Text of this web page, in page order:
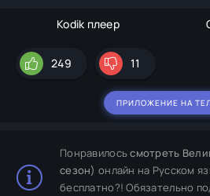
Kodik плеер
249 11
ПРИЛОЖЕНИЕ НА
Понравилосьсмотреть
сезон) онлайн на Русском
бесплатно?! Обязательно